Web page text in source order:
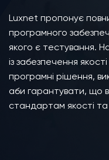
Luxnet пропонує
програмного
якого є тестування.
із забезпечення
програмні рішення,
аби гарантувати, що
стандартам якості